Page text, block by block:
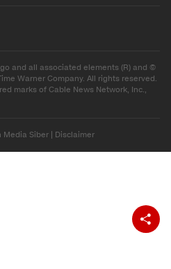
and all associated elements (R) and ©
Warner Company. All rights reserved.
marks of Cable News Network, Inc.,
Media Siber | Disclaimer